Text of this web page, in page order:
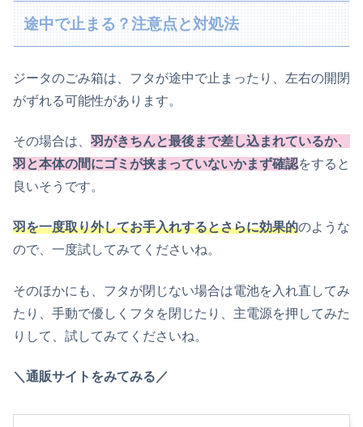
途中で止まる？注意点と対処法
ジータのごみ箱は、フタが途中で止まったり、左右の開閉
がずれる可能性があります。
その場合は、 羽がきちんと最後まで差し込まれているか、
羽と本体の間にゴミが挟まっていないかまず確認をすると
良いそうです。
羽を一度取り外してお手入れするとさらに効果的のような
ので、一度試してみてくださいね。
そのほかにも、フタが閉じない場合は電池を入れ直してみ
たり、手動で優しくフタを閉じたり、主電源を押してみた
りして、試してみてくださいね。
＼通販サイトをみてみる／